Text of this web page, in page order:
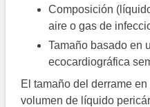
Composición
aire o gas de
Tamaño basado en
ecocardiográfica
El tamaño del derrame
volumen de líquido